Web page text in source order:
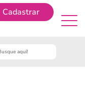
Cadastrar